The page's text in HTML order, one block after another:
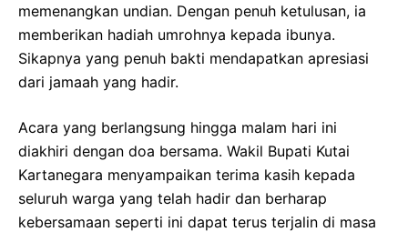
memenangkan undian. Dengan penuh ketulusan, ia
memberikan hadiah umrohnya kepada ibunya.
Sikapnya yang penuh bakti mendapatkan apresiasi
dari jamaah yang hadir.
Acara yang berlangsung hingga malam hari ini
diakhiri dengan doa bersama. Wakil Bupati Kutai
Kartanegara menyampaikan terima kasih kepada
seluruh warga yang telah hadir dan berharap
kebersamaan seperti ini dapat terus terjalin di masa